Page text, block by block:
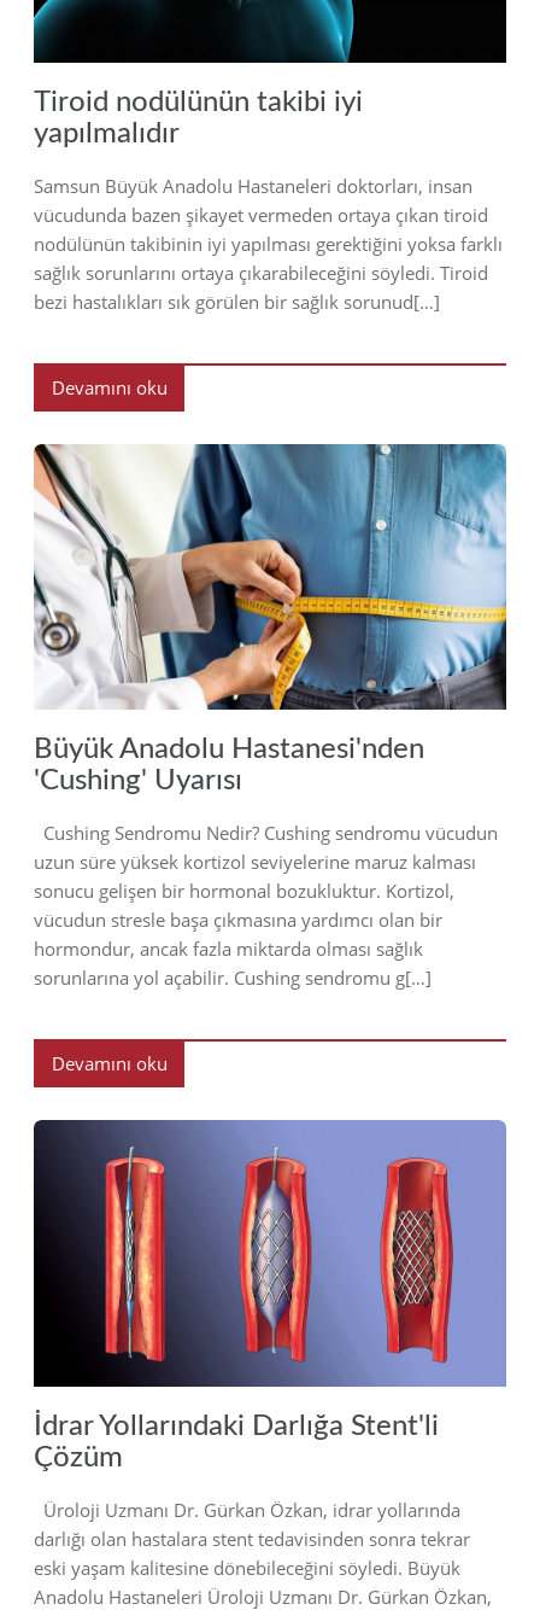
Tiroid nodülünün takibi iyi
yapılmalıdır
Samsun Büyük Anadolu Hastaneleri doktorları, insan
vücudunda bazen şikayet vermeden ortaya çıkan tiroid
nodülünün takibinin iyi yapılması gerektiğini yoksa farklı
sağlık sorunlarını ortaya çıkarabileceğini söyledi. Tiroid
bezi hastalıkları sık görülen bir sağlık sorunud[…]
Devamını oku
2019
Büyük Anadolu Hastanesi'nden
'Cushing' Uyarısı
Cushing Sendromu Nedir? Cushing sendromu vücudun
uzun süre yüksek kortizol seviyelerine maruz kalması
sonucu gelişen bir hormonal bozukluktur. Kortizol,
vücudun stresle başa çıkmasına yardımcı olan bir
hormondur, ancak fazla miktarda olması sağlık
sorunlarına yol açabilir. Cushing sendromu g[…]
Devamını oku
İdrar Yollarındaki Darlığa Stent'li
Çözüm
Üroloji Uzmanı Dr. Gürkan Özkan, idrar yollarında
darlığı olan hastalara stent tedavisinden sonra tekrar
eski yaşam kalitesine dönebileceğini söyledi. Büyük
Anadolu Hastaneleri Üroloji Uzmanı Dr. Gürkan Özkan,